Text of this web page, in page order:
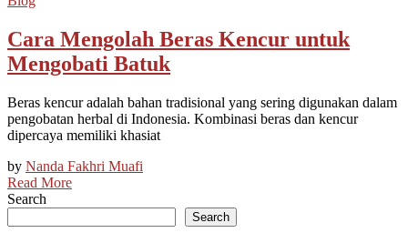
Cara Mengolah Beras Kencur untuk
Mengobati Batuk
Beras kencur adalah bahan tradisional yang sering digunakan dalam
pengobatan herbal di Indonesia. Kombinasi beras dan kencur
dipercaya memiliki khasiat
by Nanda Fakhri Muafi
Read More
Search
Search